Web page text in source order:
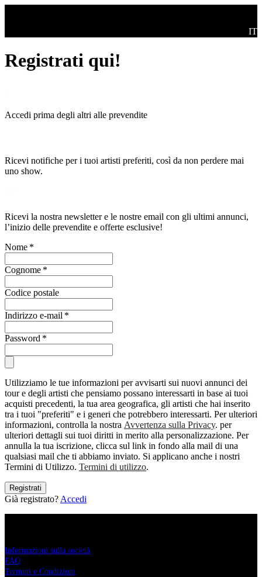
IT
Registrati qui!
Accedi prima degli altri alle prevendite
Ricevi notifiche per i tuoi artisti preferiti, così da non perdere mai
uno show.
Ricevi la nostra newsletter e le nostre email con gli ultimi annunci,
l’inizio delle prevendite e offerte esclusive!
Nome *
Cognome *
Codice postale
Indirizzo e-mail *
Password *
Utilizziamo le tue informazioni per avvisarti sui nuovi annunci dei
tour e degli artisti che pensiamo possano interessarti in base ai tuoi
acquisti precedenti, la tua area geografica, gli artisti che hai inserito
tra i tuoi "preferiti" e i generi che potrebbero interessarti. Per ulteriori
informazioni, controlla la nostra Avvertenza sulla Privacy. per
ulteriori dettagli sui tuoi diritti in merito alla personalizzazione. Per
annulla la tua iscrizione, clicca sul link in fondo alla mail di una
qualsiasi mail che ti abbiamo inviato. Si applicano anche i nostri
Termini di Utilizzo. Termini di utilizzo.
Registrati
Già registrato? Accedi
Informazioni sulla società
FAQ
Termini e Condizioni